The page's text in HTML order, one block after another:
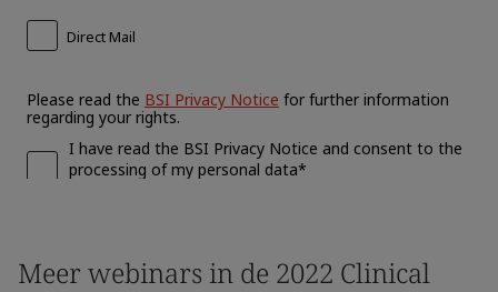
Meer webinars in de 2022 Clinical